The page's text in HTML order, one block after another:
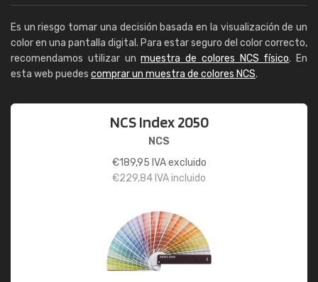
Es un riesgo tomar una decisión basada en la visualización de un
color en una pantalla digital. Para estar seguro del color correcto,
recomendamos utilizar unmuestra de colores NCS físico. En
esta web puedes comprar un muestra de colores NCS.
NCS Index 2050
NCS
€189,95 IVA excluido
€229,84 IVA incluido